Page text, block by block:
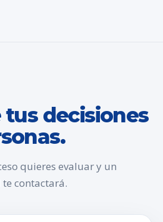
tus decisiones
quieres evaluar y un
contactará.